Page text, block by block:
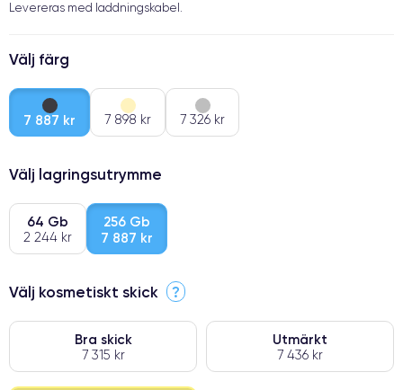
Levereras med laddningskabel.
Välj färg
7 887 kr 7 898 kr 7 326 kr
Välj lagringsutrymme
64 Gb
2 244 kr
256 Gb
7 887 kr
Välj kosmetiskt skick ?
Bra skick
7 315 kr
Utmärkt
7 436 kr